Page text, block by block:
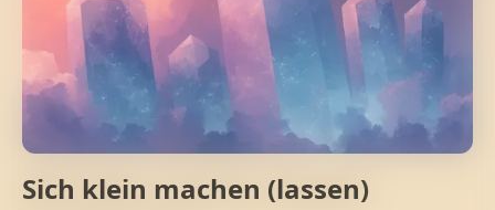
Sich klein machen (lassen)